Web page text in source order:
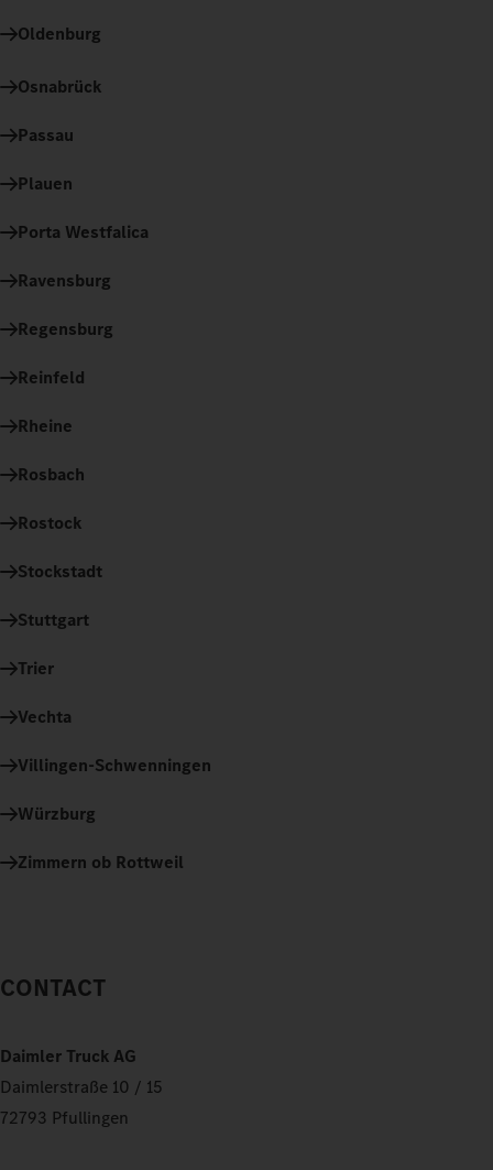
Oldenburg
Osnabrück
Passau
Plauen
Porta Westfalica
Ravensburg
Regensburg
Reinfeld
Rheine
Rosbach
Rostock
Stockstadt
Stuttgart
Trier
Vechta
Villingen-Schwenningen
Würzburg
Zimmern ob Rottweil
CONTACT
Daimler Truck AG
Daimlerstraße 10 / 15
72793 Pfullingen